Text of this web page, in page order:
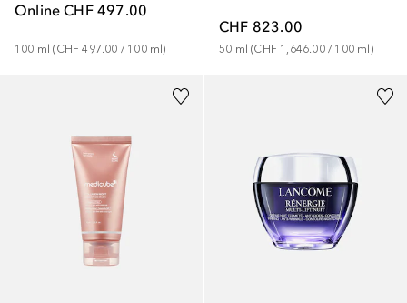
Online CHF 497.00
100 ml (CHF 497.00 / 100 ml)
CHF 823.00
50 ml (CHF 1,646.00 / 100 ml )